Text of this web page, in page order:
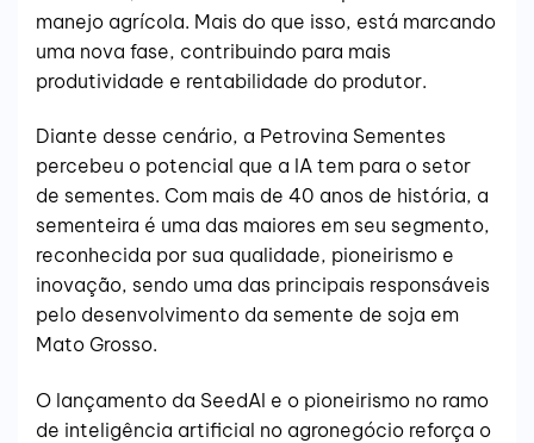
manejo agrícola. Mais do que isso, está marcando
uma nova fase, contribuindo para mais
produtividade e rentabilidade do produtor.
Diante desse cenário, a Petrovina Sementes
percebeu o potencial que a IA tem para o setor
de sementes. Com mais de 40 anos de história, a
sementeira é uma das maiores em seu segmento,
reconhecida por sua qualidade, pioneirismo e
inovação, sendo uma das principais responsáveis
pelo desenvolvimento da semente de soja em
Mato Grosso.
O lançamento da SeedAI e o pioneirismo no ramo
de inteligência artificial no agronegócio reforça o